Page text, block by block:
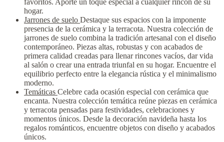
favoritos. Aporte un toque especial a cualquier rincón de su
hogar.
Jarrones de suelo Destaque sus espacios con la imponente
presencia de la cerámica y la terracota. Nuestra colección de
jarrones de suelo combina la tradición artesanal con el diseño
contemporáneo. Piezas altas, robustas y con acabados de
primera calidad creadas para llenar rincones vacíos, dar vida
al salón o crear una entrada triunfal en su hogar. Encuentre el
equilibrio perfecto entre la elegancia rústica y el minimalismo
moderno.
Temáticas Celebre cada ocasión especial con cerámica que
encanta. Nuestra colección temática reúne piezas en cerámica
y terracota pensadas para festividades, celebraciones y
momentos únicos. Desde la decoración navideña hasta los
regalos románticos, encuentre objetos con diseño y acabados
únicos.